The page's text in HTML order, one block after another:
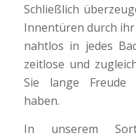
Schließlich
Innentüren durch ihr
nahtlos in jedes
zeitlose und
Sie lange Freude
haben.
In unserem